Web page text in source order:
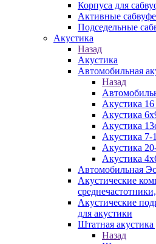
Корпуса для
Активные
Подседельные
Акустика
Назад
Акустика
Автомобильная
Назад
Акустика
Акустика
Акустика
Акустика 7-
Акустика
Акустика
Автомобильная
Акустические
Акустические
для акустики
Штатная
Назад